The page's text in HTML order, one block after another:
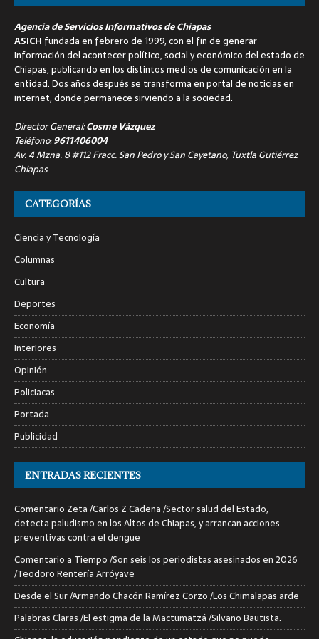
Agencia de Servicios Informativos de Chiapas
ASICH fundada en febrero de 1999, con el fin de generar
información del acontecer político, social y económico del estado de
Chiapas, publicando en los distintos medios de comunicación en la
entidad. Dos años después se transforma en portal de noticias en
internet, donde permanece sirviendo a la sociedad.
Director General:Cosme Vázquez
Teléfono:9611406004
Av. 4 Mzna. 8 #112 Fracc. San Pedro y San Cayetano, Tuxtla Gutiérrez
Chiapas
CATEGORÍAS
Ciencia y Tecnología
Columnas
Cultura
Deportes
Economía
Interiores
Opinión
Policiacas
Portada
Publicidad
ENTRADAS RECIENTES
Comentario Zeta /Carlos Z Cadena /Sector salud del Estado,
detecta paludismo en los Altos de Chiapas, y arrancan acciones
preventivas contra el dengue
Comentario a Tiempo /Son seis los periodistas asesinados en 2026
/Teodoro Rentería Arróyave
Desde el Sur /Armando Chacón Ramírez Corzo /Los Chimalapas arde
Palabras Claras /El estigma de la Mactumatzá /Silvano Bautista.